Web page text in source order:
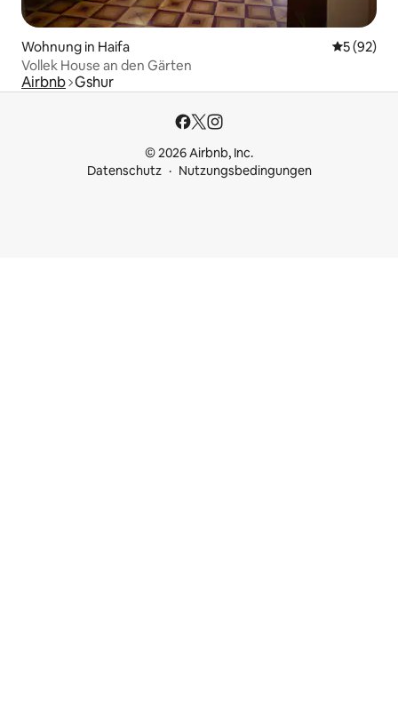
Wohnung in Haifa
5 (92)
Vollek House an den Gärten
Airbnb Gshur
© 2026 Airbnb, Inc.
Datenschutz
Nutzungsbedingungen